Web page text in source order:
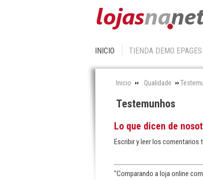
INICIO TIENDA DEMO EPAGES
Inicio Qualidade
Testemunhos
Lo que dicen de
Escribir y leer los comentarios
"Comparando a loja online